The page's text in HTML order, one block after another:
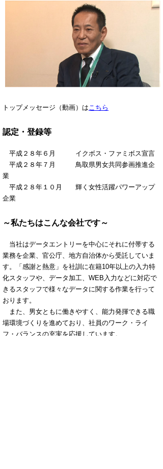
トップメッセージ（動画）は こちら
認定・登録等
平成２８年６月 イクボス・ファミボス宣言
平成２８年７月 鳥取県男女共同参画推進企
業
平成２８年１０月 輝く女性活躍パワーアップ
企業
～私たちはこんな会社です～
当社はデータエントリーを中心にそれに付帯する
業務を企業、官公庁、地方自治体から受託していま
す。「感謝と熱意」を社訓に在籍10年以上の入力特
化スタッフや、データ加工、WEB入力などに対応で
きるスタッフで様々なデータに関する作業を行って
おります。
また、男女ともに働きやすく、能力発揮できる職
場環境づくりを進めており、社員のワーク・ライ
フ・バランスの充実を応援しています。